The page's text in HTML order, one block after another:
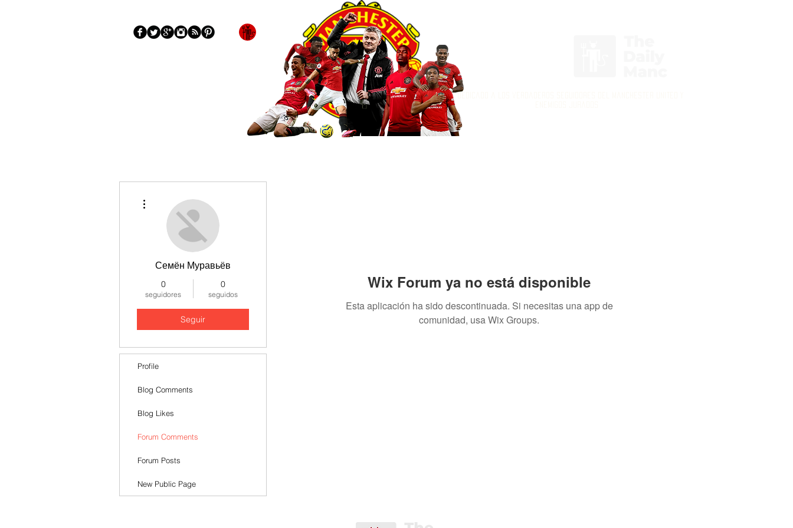
Wix Forum ya no está disponible
Esta aplicación ha sido descontinuada. Si necesitas una app de
comunidad, usa Wix Groups.
Семён Муравьёв
0
seguidores
0
seguidos
Seguir
Profile
Blog Comments
Blog Likes
Forum Comments
Forum Posts
New Public Page